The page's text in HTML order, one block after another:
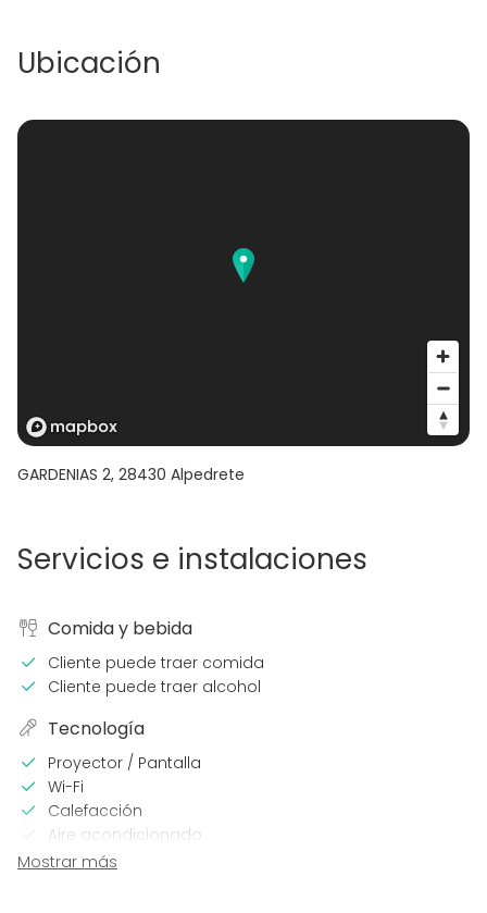
Ubicación
GARDENIAS 2, 28430 Alpedrete
Servicios e instalaciones
Comida y bebida
Cliente puede traer comida
Cliente puede traer alcohol
Tecnología
Proyector / Pantalla
Wi-Fi
Calefacción
Aire acondicionado
En el espacio
Mostrar más